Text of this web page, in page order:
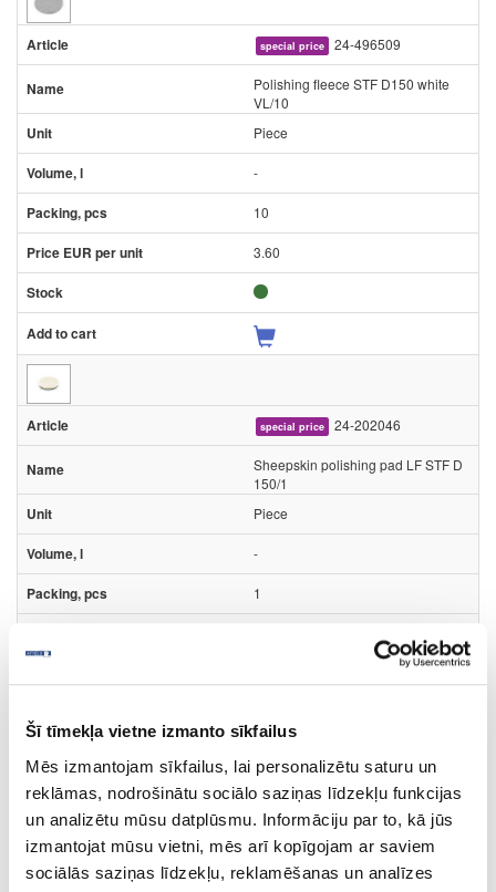
Šī tīmekļa vietne izmanto sīkfailus
Mēs izmantojam sīkfailus, lai personalizētu saturu un
reklāmas, nodrošinātu sociālo saziņas līdzekļu funkcijas
un analizētu mūsu datplūsmu. Informāciju par to, kā jūs
izmantojat mūsu vietni, mēs arī kopīgojam ar saviem
sociālās saziņas līdzekļu, reklamēšanas un analīzes
special price 24-496509
Polishing fleece STF D150 white
VL/10
Piece
-
10
3.60
special price 24-202046
Sheepskin polishing pad LF STF D
150/1
Piece
-
1
special price 24-202005
Polishing sponges PS STF
D150X30 BL